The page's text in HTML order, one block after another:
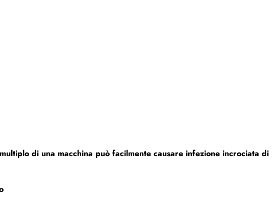
di una macchina può facilmente causare infezione incrociata di